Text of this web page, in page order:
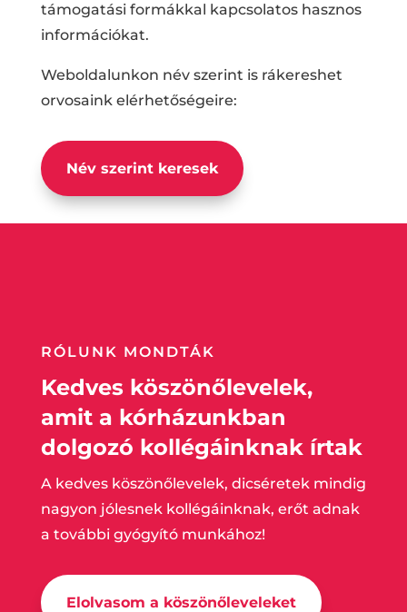
támogatási formákkal kapcsolatos hasznos
információkat.
Weboldalunkon név szerint is rákereshet
orvosaink elérhetőségeire:
Név szerint keresek
RÓLUNK MONDTÁK
Kedves köszönőlevelek,
amit a kórházunkban
dolgozó kollégáinknak írtak
A kedves köszönőlevelek, dicséretek mindig
nagyon jólesnek kollégáinknak, erőt adnak
a további gyógyító munkához!
Elolvasom a köszönőleveleket